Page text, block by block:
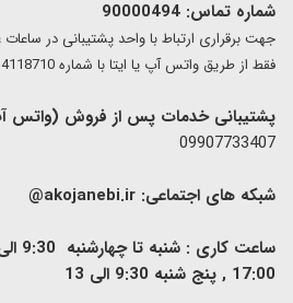
شماره تماس: 90000494
​​جهت برقراری ارتباط با واحد پشتیبانی در
فقط از طریق واتس آپ یا ایتا با شماره 09914118710 اقدام فرمایید.
پشتیبانی خدمات پس از فروش (واتس
09907733407
شبکه های اجتماعی: akojanebi.ir@
17:00 , پنج شنبه 9:30 الی 13